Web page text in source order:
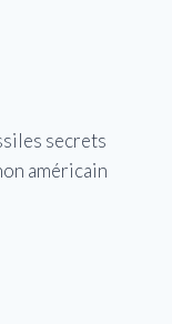
secrets
américain